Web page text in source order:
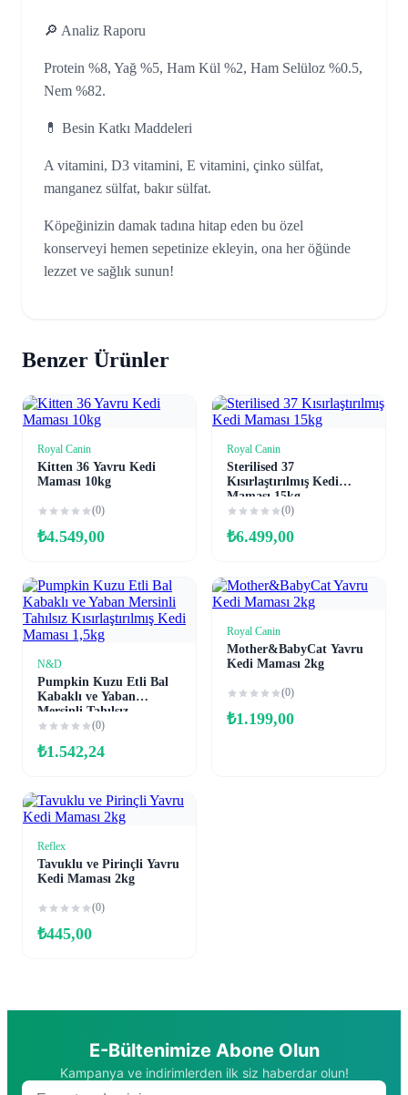
🔎 Analiz Raporu
Protein %8, Yağ %5, Ham Kül %2, Ham Selüloz %0.5,
Nem %82.
💊 Besin Katkı Maddeleri
A vitamini, D3 vitamini, E vitamini, çinko sülfat,
manganez sülfat, bakır sülfat.
Köpeğinizin damak tadına hitap eden bu özel
konserveyi hemen sepetinize ekleyin, ona her öğünde
lezzet ve sağlık sunun!
Benzer Ürünler
Sepete Ekle
Royal Canin
Kitten 36 Yavru Kedi
Maması 10kg
(0)
₺4.549,00
Sepete Ekle
Royal Canin
Sterilised 37
Kısırlaştırılmış Kedi
Maması 15kg
(0)
₺6.499,00
N&D
Pumpkin Kuzu Etli Bal
Kabaklı ve Yaban
Mersinli Tahılsız
Kısırlaştırılmış Kedi
(0)
₺1.542,24
Sepete Ekle
Royal Canin
Mother&BabyCat Yavru
Kedi Maması 2kg
(0)
₺1.199,00
Reflex
Tavuklu ve Pirinçli Yavru
Kedi Maması 2kg
(0)
₺445,00
E-Bültenimize Abone Olun
Kampanya ve indirimlerden ilk siz haberdar olun!